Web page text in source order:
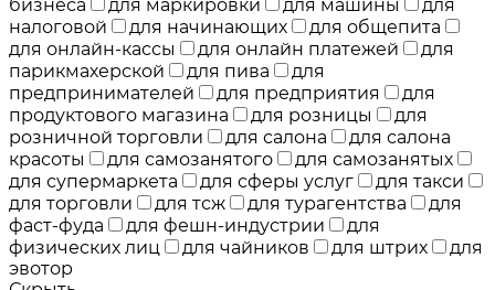
бизнеса
для маркировки для машины
для
налоговой
для начинающих
для общепита
для онлайн-кассы
для онлайн платежей
для
парикмахерской
для пива
для
предпринимателей
для предприятия
для
продуктового магазина
для розницы
для
розничной торговли
для салона
для салона
красоты
для самозанятого
для самозанятых
для супермаркета
для сферы услуг
для такси
для торговли
для тсж для турагентства
для
фаст-фуда
для фешн-индустрии
для
физических лиц
для чайников для штрих
для
эвотор